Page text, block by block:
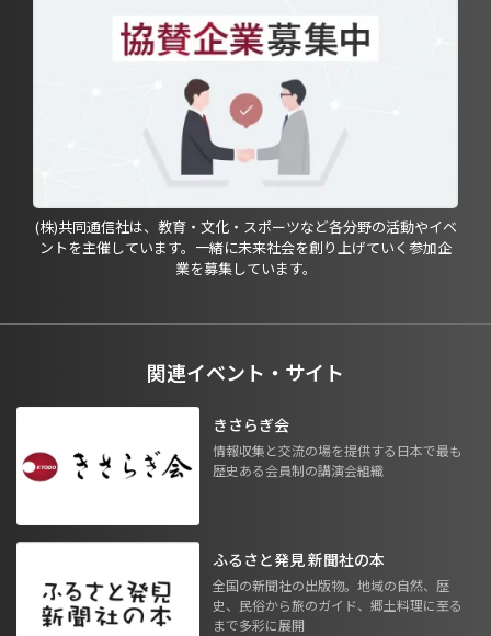
(株)共同通信社は、教育・文化・スポーツなど各分野の活動やイベ
ントを主催しています。一緒に未来社会を創り上げていく参加企
業を募集しています。
関連イベント・サイト
きさらぎ会
情報収集と交流の場を提供する日本で最も
歴史ある会員制の講演会組織
ふるさと発見 新聞社の本
全国の新聞社の出版物。地域の自然、歴
史、民俗から旅のガイド、郷土料理に至る
まで多彩に展開